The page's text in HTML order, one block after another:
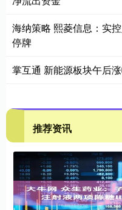
海纳策略 熙菱信息：实
停牌
掌互通 新能源板块午后
推荐资讯